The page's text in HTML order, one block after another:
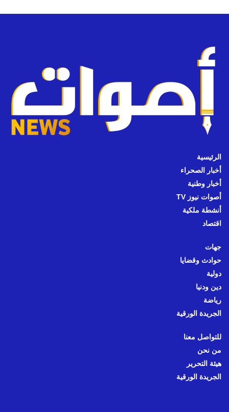
الرئيسية
أخبار الصحراء
أخبار وطنية
أصوات نيوز TV
أنشطة ملكية
اقتصاد
جهات
حوادث وقضايا
دولية
دين ودنيا
رياضة
الجريدة الورقية
للتواصل معنا
من نحن
هيئة التحرير
الجريدة الورقية